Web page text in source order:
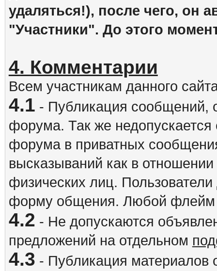
удаляться!), после чего, он
"Участники". До этого
4. Комментарии
Всем участникам данного
4.1 - Публикация сообщений,
форума. Так же недопускается
форума в приватных
высказываний как в
физических лиц.
форму общения. Любой флейм
4.2 - Не допускаются
предложений на отдельном
4.3 - Публикация материалов